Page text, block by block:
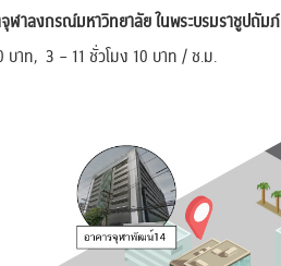
ฬาลงกรณ์มหาวิทยาลัย ในพระบรมราชูปถัมภ์
บาท, 3 – 11 ชั่วโมง 10 บาท / ช.ม.